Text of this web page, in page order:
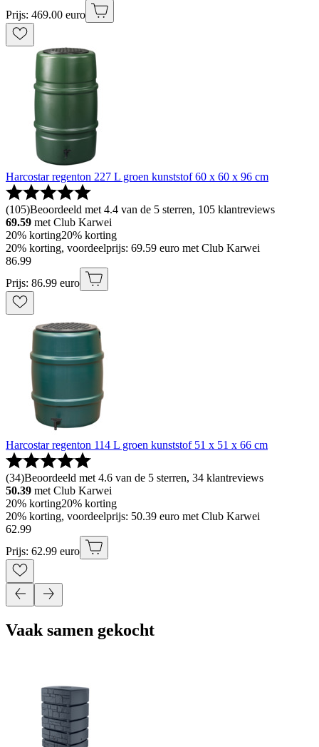
Prijs: 469.00 euro
Harcostar regenton 227 L groen kunststof 60 x 60 x 96 cm
(105)Beoordeeld met 4.4 van de 5 sterren, 105 klantreviews
69.59 met Club Karwei
20% korting20% korting
20% korting, voordeelprijs: 69.59 euro met Club Karwei
86.99
Prijs: 86.99 euro
Harcostar regenton 114 L groen kunststof 51 x 51 x 66 cm
(34)Beoordeeld met 4.6 van de 5 sterren, 34 klantreviews
50.39 met Club Karwei
20% korting20% korting
20% korting, voordeelprijs: 50.39 euro met Club Karwei
62.99
Prijs: 62.99 euro
Vaak samen gekocht